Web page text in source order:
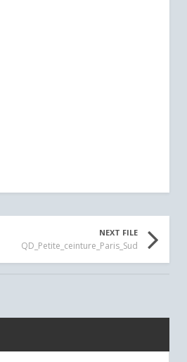
NEXT FILE
QD_Petite_ceinture_Paris_Sud